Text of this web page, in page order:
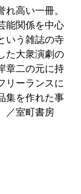
高い一冊。
能関係を中心
いう雑誌の寺
た大衆演劇の
章二の元に持
リーランスに
集を作れた事
／室町書房